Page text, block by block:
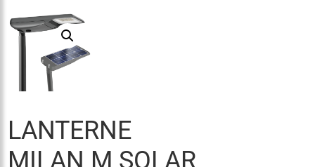
LANTERNE
MILAN M SOLAR